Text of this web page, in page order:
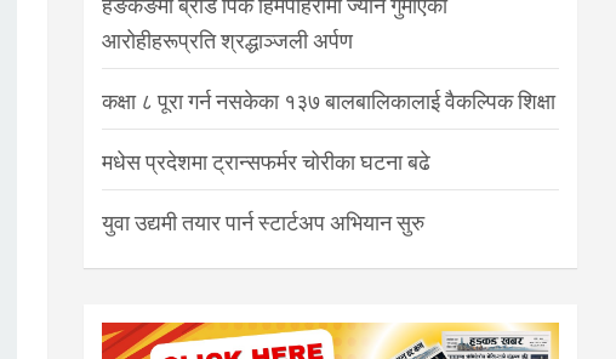
हङकङमा ब्रोड पिक हिमपहिरोमा ज्यान गुमाएका
आरोहीहरूप्रति श्रद्धाञ्जली अर्पण
कक्षा ८ पूरा गर्न नसकेका १३७ बालबालिकालाई वैकल्पिक शिक्षा
मधेस प्रदेशमा ट्रान्सफर्मर चोरीका घटना बढे
युवा उद्यमी तयार पार्न स्टार्टअप अभियान सुरु